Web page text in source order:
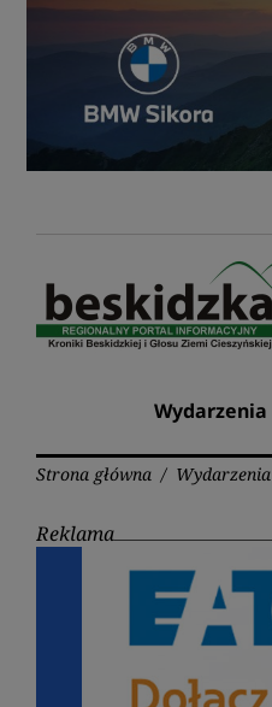
Przejdź
Wydarzenia
Strona główna / Wydarzenia
Reklama